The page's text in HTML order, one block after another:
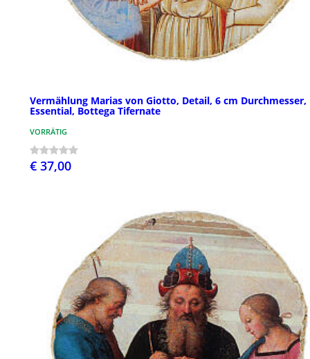
Vermählung Marias von Giotto, Detail, 6 cm Durchmesser,
Essential, Bottega Tifernate
VORRÄTIG
€ 37,00